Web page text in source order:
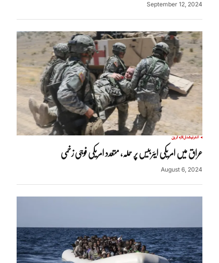
September 12, 2024
انٹرنیشنلتازہ ترین
عراق میں امریکی ایئربیس پر حملہ، متعدد امریکی فوجی زخمی
August 6, 2024